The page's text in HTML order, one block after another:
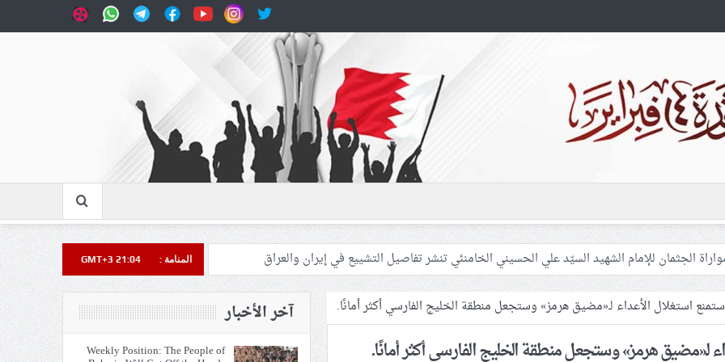
غزّة لإشعال صراعات داخليّة تخدم الاحتلال
بين القمع والإهمال الطبي
في مواكب العزاء ويعتقل العشرات من الشبّان
GMT+3 21:04 المنامة :
ستمنع استغلال الأعداء لـ«مضيق هرمز» وستجعل منطقة الخليج الفارسي أكثر أمانًا.
لـ«مضيق هرمز» وستجعل منطقة الخليج الفارسي أكثر أمانًا.
آخر الأخبار
Weekly Position: The People of